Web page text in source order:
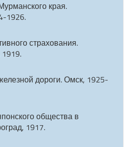
края.
1926.
страхования.
дороги. Омск, 1925-
общества в
1917.